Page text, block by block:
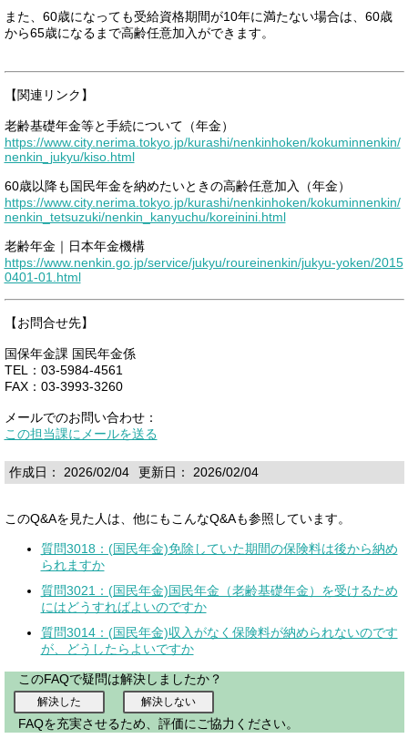
また、60歳になっても受給資格期間が10年に満たない場合は、60歳
から65歳になるまで高齢任意加入ができます。
【関連リンク】
老齢基礎年金等と手続について（年金）
https://www.city.nerima.tokyo.jp/kurashi/nenkinhoken/kokuminnenkin/
nenkin_jukyu/kiso.html
60歳以降も国民年金を納めたいときの高齢任意加入（年金）
https://www.city.nerima.tokyo.jp/kurashi/nenkinhoken/kokuminnenkin/
nenkin_tetsuzuki/nenkin_kanyuchu/koreinini.html
老齢年金｜日本年金機構
https://www.nenkin.go.jp/service/jukyu/roureinenkin/jukyu-yoken/2015
0401-01.html
【お問合せ先】
国保年金課 国民年金係
TEL：03-5984-4561
FAX：03-3993-3260
メールでのお問い合わせ：
この担当課にメールを送る
作成日： 2026/02/04 更新日： 2026/02/04
このQ&Aを見た人は、他にもこんなQ&Aも参照しています。
質問3018：(国民年金)免除していた期間の保険料は後から納め
られますか
質問3021：(国民年金)国民年金（老齢基礎年金）を受けるため
にはどうすればよいのですか
質問3014：(国民年金)収入がなく保険料が納められないのです
が、どうしたらよいですか
このFAQで疑問は解決しましたか？
FAQを充実させるため、評価にご協力ください。